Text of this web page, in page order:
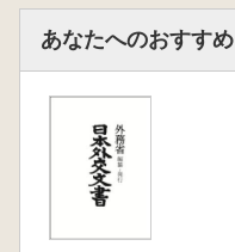
あなたへのおすすめ